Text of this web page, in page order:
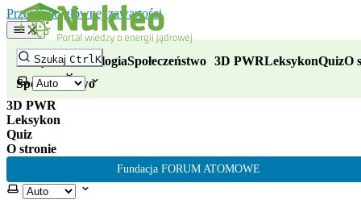
Przejdź do głównej zawartości
Szukaj CtrlK
FizykaTechnologiaSpołeczeństwo 3D PWRLeksykonQuizO
Wybierz motyw
Fizyka
Technologia
Społeczeństwo
3D PWR
Leksykon
Quiz
O stronie
Fundacja FORUM ATOMOWE
Wybierz motyw